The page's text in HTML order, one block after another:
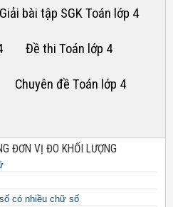
Giải bài tập SGK Toán lớp 4
Đề thi Toán lớp 4
Chuyên đề Toán lớp 4
ĐƠN VỊ ĐO KHỐI LƯỢNG
có nhiều chữ số